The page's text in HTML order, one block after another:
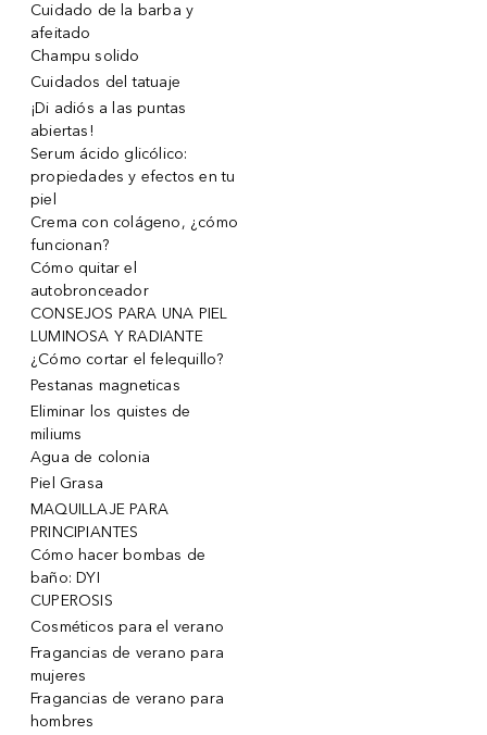
Cuidado de la barba y
afeitado
Champu solido
Cuidados del tatuaje
¡Di adiós a las puntas
abiertas!
Serum ácido glicólico:
propiedades y efectos en tu
piel
Crema con colágeno, ¿cómo
funcionan?
Cómo quitar el
autobronceador
CONSEJOS PARA UNA PIEL
LUMINOSA Y RADIANTE
¿Cómo cortar el felequillo?
Pestanas magneticas
Eliminar los quistes de
miliums
Agua de colonia
Piel Grasa
MAQUILLAJE PARA
PRINCIPIANTES
Cómo hacer bombas de
baño: DYI
CUPEROSIS
Cosméticos para el verano
Fragancias de verano para
mujeres
Fragancias de verano para
hombres